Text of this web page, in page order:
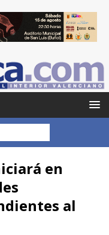
en
al